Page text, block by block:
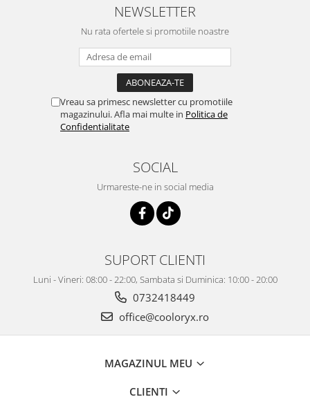
NEWSLETTER
Nu rata ofertele si promotiile noastre
Vreau sa primesc newsletter cu promotiile
magazinului. Afla mai multe in Politica de
Confidentialitate
SOCIAL
Urmareste-ne in social media
SUPORT CLIENTI
Luni - Vineri: 08:00 - 22:00, Sambata si Duminica: 10:00 - 20:00
0732418449
office@cooloryx.ro
MAGAZINUL MEU
CLIENTI